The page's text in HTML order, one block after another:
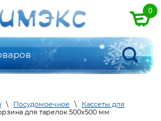
\ Посудомоечное \
Кассеты для
для тарелок 500х500 мм
0